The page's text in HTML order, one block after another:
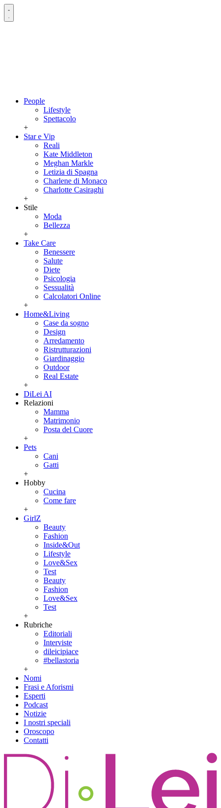
People
Lifestyle
Spettacolo
+
Star e Vip
Reali
Kate Middleton
Meghan Markle
Letizia di Spagna
Charlene di Monaco
Charlotte Casiraghi
+
Stile
Moda
Bellezza
+
Take Care
Benessere
Salute
Diete
Psicologia
Sessualità
Calcolatori Online
+
Home&Living
Case da sogno
Design
Arredamento
Ristrutturazioni
Giardinaggio
Outdoor
Real Estate
+
DiLei AI
Relazioni
Mamma
Matrimonio
Posta del Cuore
+
Pets
Cani
Gatti
+
Hobby
Cucina
Come fare
+
GirlZ
Beauty
Fashion
Inside&Out
Lifestyle
Love&Sex
Test
Beauty
Fashion
Love&Sex
Test
+
Rubriche
Editoriali
Interviste
dileicipiace
#bellastoria
+
Nomi
Frasi e Aforismi
Esperti
Podcast
Notizie
I nostri speciali
Oroscopo
Contatti